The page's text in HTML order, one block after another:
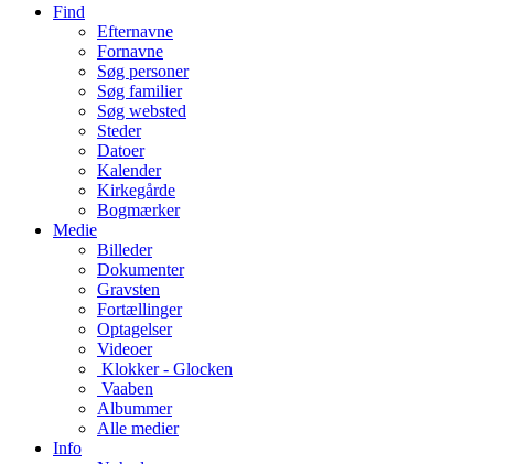
Find
Efternavne
Fornavne
Søg personer
Søg familier
Søg websted
Steder
Datoer
Kalender
Kirkegårde
Bogmærker
Medie
Billeder
Dokumenter
Gravsten
Fortællinger
Optagelser
Videoer
Klokker - Glocken
Vaaben
Albummer
Alle medier
Info